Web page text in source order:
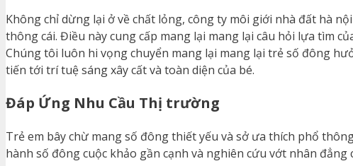
Không chỉ dừng lại ở về chất lỏng, công ty môi giới nhà đất hà
thông cái. Điều này cung cấp mang lại mang lại câu hỏi lựa tìm
Chúng tôi luôn hi vọng chuyển mang lại mang lại trẻ số đông
tiến tới trí tuệ sáng xây cất và toàn diện của bé.
Đáp Ứng Nhu Cầu Thị trường
Trẻ em bây chừ mang số đông thiết yếu và sở ưa thích phổ
hành số đông cuộc khảo gần cạnh và nghiên cứu vớt nhân